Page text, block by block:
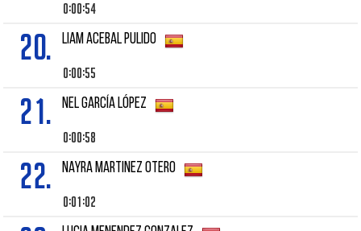
0:00:54
20. LIAM ACEBAL PULIDO
0:00:55
21. NEL GARCÍA LÓPEZ
0:00:58
22. NAYRA MARTINEZ OTERO
0:01:02